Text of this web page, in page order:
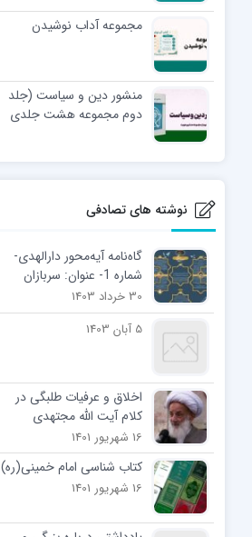
مجموعه آداب نوشیدن
منشور دین و سیاست (جلد
دوم مجموعه هشت جلدی
نوشته های تصادفی
گاه‌نامه آیه‌محور دارالهدی-
شماره 1- عنوان: سربازان
فرهنگی
30 خرداد 1403
5 آبان 1403
اخلاق و عرفیات طلبگی در
کلام آیت الله مجتهدی
تهرانی
16 شهریور 1401
کتاب شناسی امام خمینی(ره)
16 شهریور 1401